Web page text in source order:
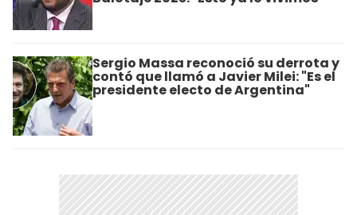
Sergio Massa reconoció su derrota y
contó que llamó a Javier Milei: "Es el
presidente electo de Argentina"